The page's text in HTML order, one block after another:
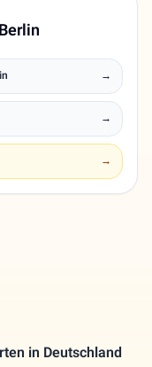
→
→
→
in Deutschland